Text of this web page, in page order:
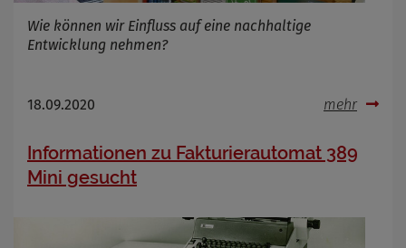
Wie können wir Einfluss auf eine nachhaltige
Entwicklung nehmen?
18.09.2020 mehr
Informationen zu Fakturierautomat 389
Mini gesucht